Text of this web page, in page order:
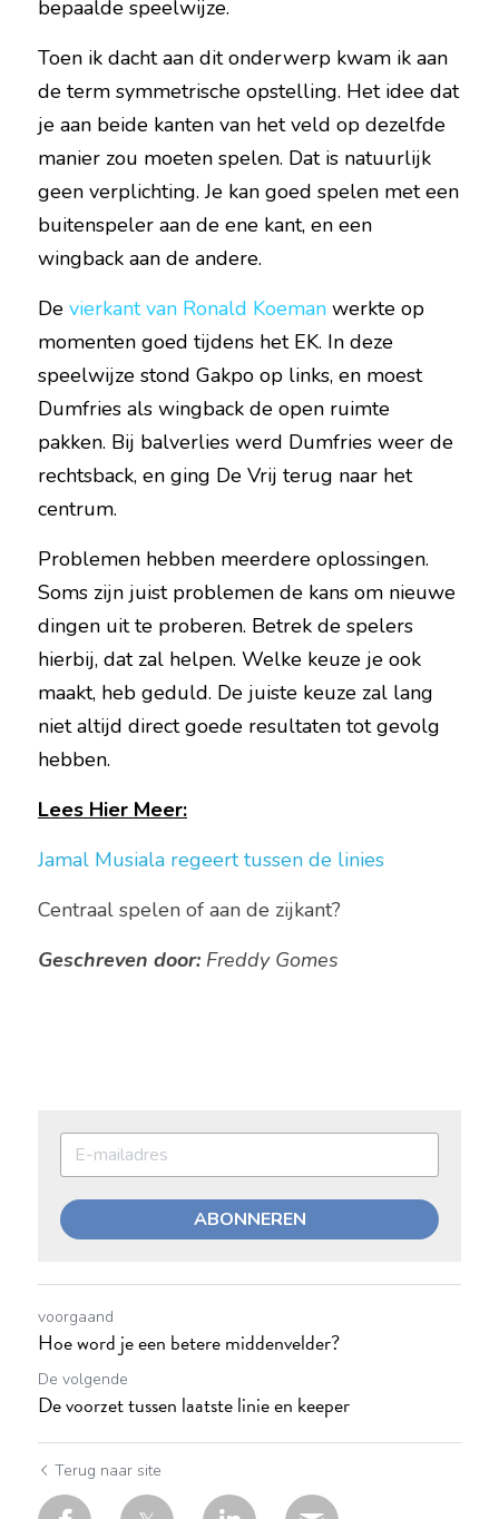
bepaalde speelwijze.
Toen ik dacht aan dit onderwerp kwam ik aan
de term symmetrische opstelling. Het idee dat
je aan beide kanten van het veld op dezelfde
manier zou moeten spelen. Dat is natuurlijk
geen verplichting. Je kan goed spelen met een
buitenspeler aan de ene kant, en een
wingback aan de andere.
De vierkant van Ronald Koeman werkte op
momenten goed tijdens het EK. In deze
speelwijze stond Gakpo op links, en moest
Dumfries als wingback de open ruimte
pakken. Bij balverlies werd Dumfries weer de
rechtsback, en ging De Vrij terug naar het
centrum.
Problemen hebben meerdere oplossingen.
Soms zijn juist problemen de kans om nieuwe
dingen uit te proberen. Betrek de spelers
hierbij, dat zal helpen. Welke keuze je ook
maakt, heb geduld. De juiste keuze zal lang
niet altijd direct goede resultaten tot gevolg
hebben.
Lees Hier Meer:
Jamal Musiala regeert tussen de linies
Centraal spelen of aan de zijkant?
Geschreven door: Freddy Gomes
ABONNEREN
voorgaand
Hoe word je een betere middenvelder?
De volgende
De voorzet tussen laatste linie en keeper
Terug naar site